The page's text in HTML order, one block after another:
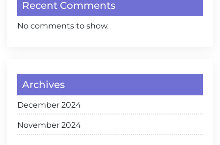
Recent Comments
No comments to show.
Archives
December 2024
November 2024